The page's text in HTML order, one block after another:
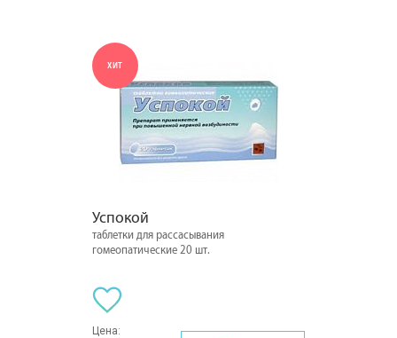
ХИТ
Успокой
таблетки для рассасывания
гомеопатические 20 шт.
Цена: